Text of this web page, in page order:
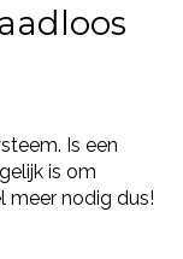
Is een
is om
meer nodig dus!